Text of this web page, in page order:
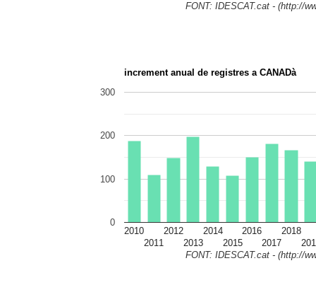
FONT: IDESCAT.cat - (http://
increment anual de registres a CANADà
2010
2011
2012
2013
2014
2015
2016
2017
2018
0
100
200
300
FONT: IDESCAT.cat - (http://